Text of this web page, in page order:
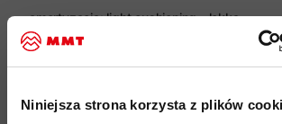
Niniejsza strona korzysta z plików
amortyzacja: light cushioning - lekka
skarpetki zostały wykonane z połączenia
miękkich włókien wełny merino z